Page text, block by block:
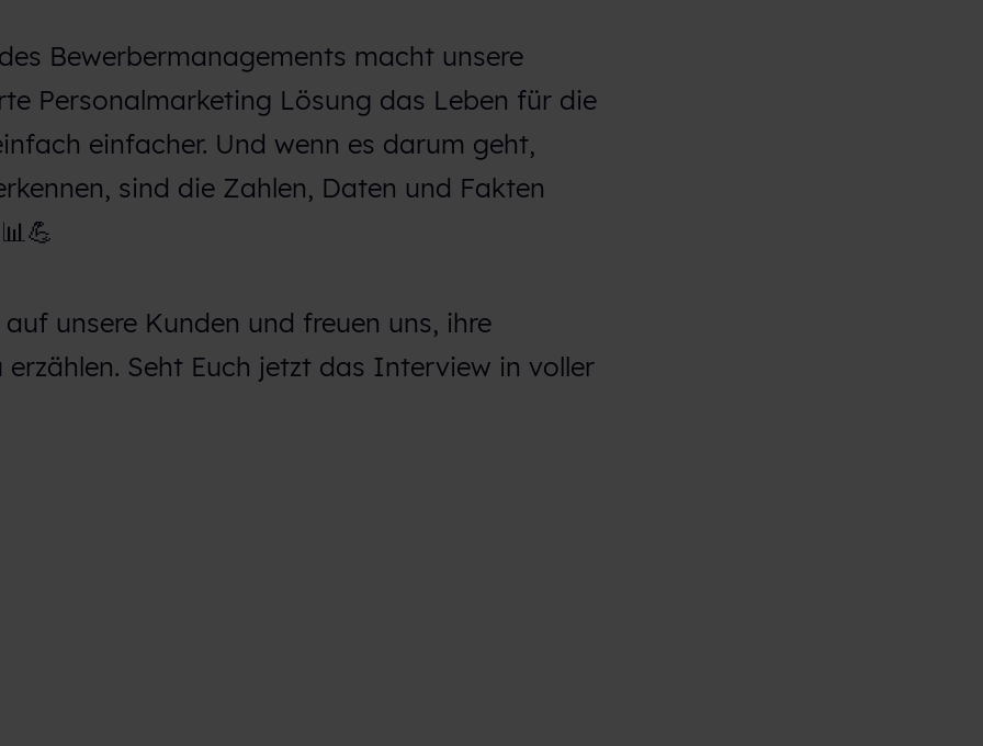
Bewerbermanagements macht unsere
Personalmarketing Lösung das Leben für die
einfacher. Und wenn es darum geht,
sind die Zahlen, Daten und Fakten
unsere Kunden und freuen uns, ihre
erzählen. Seht Euch jetzt das Interview in voller